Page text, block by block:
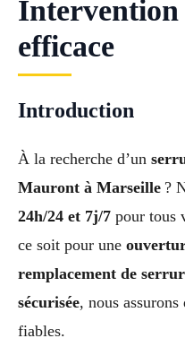
efficace
Introduction
À la recherche d’un
Mauront à Marseille ?
24h/24 et 7j/7 pour tous
ce soit pour une
remplacement de
sécurisée, nous
fiables.